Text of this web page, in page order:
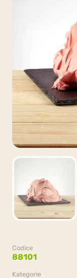
Codice
88101
Kategorie